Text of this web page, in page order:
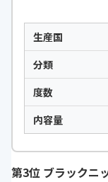
生産国
分類
度数
内容量
第3位 ブラックニ